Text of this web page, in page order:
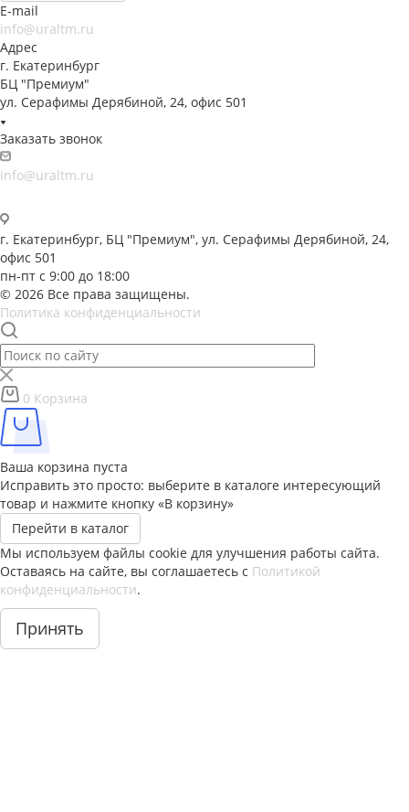
E-mail
info@uraltm.ru
Адрес
г. Екатеринбург
БЦ "Премиум"
ул. Серафимы Дерябиной, 24, офис 501
Заказать звонок
info@uraltm.ru
г. Екатеринбург, БЦ "Премиум", ул. Серафимы Дерябиной, 24,
офис 501
пн-пт с 9:00 до 18:00
© 2026 Все права защищены.
Политика конфиденциальности
0 Корзина
Ваша корзина пуста
Исправить это просто: выберите в каталоге интересующий
товар и нажмите кнопку «В корзину»
Перейти в каталог
Мы используем файлы cookie для улучшения работы сайта.
Оставаясь на сайте, вы соглашаетесь с Политикой
конфиденциальности.
Принять